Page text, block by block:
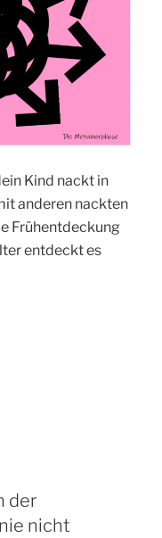
Kind nackt in
anderen nackten
Frühentdeckung
entdeckt es
der
nicht